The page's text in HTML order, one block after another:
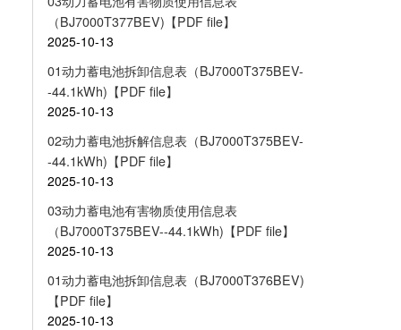
（BJ7000T377BEV)【PDF file】
2025-10-13
01动力蓄电池拆卸信息表（BJ7000T375BEV-
-44.1kWh)【PDF file】
2025-10-13
02动力蓄电池拆解信息表（BJ7000T375BEV-
-44.1kWh)【PDF file】
2025-10-13
03动力蓄电池有害物质使用信息表
（BJ7000T375BEV--44.1kWh)【PDF file】
2025-10-13
01动力蓄电池拆卸信息表（BJ7000T376BEV)
【PDF file】
2025-10-13